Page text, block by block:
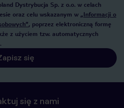
Dystrybucja Sp. z o.o. w celach
oraz celu wskazanym w „Informacji o
, poprzez elektroniczną formę
z użyciem tzw. automatycznych
się
się z nami